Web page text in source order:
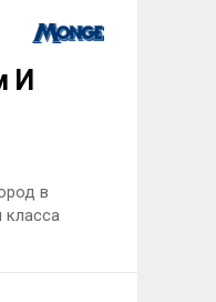
И
в
класса